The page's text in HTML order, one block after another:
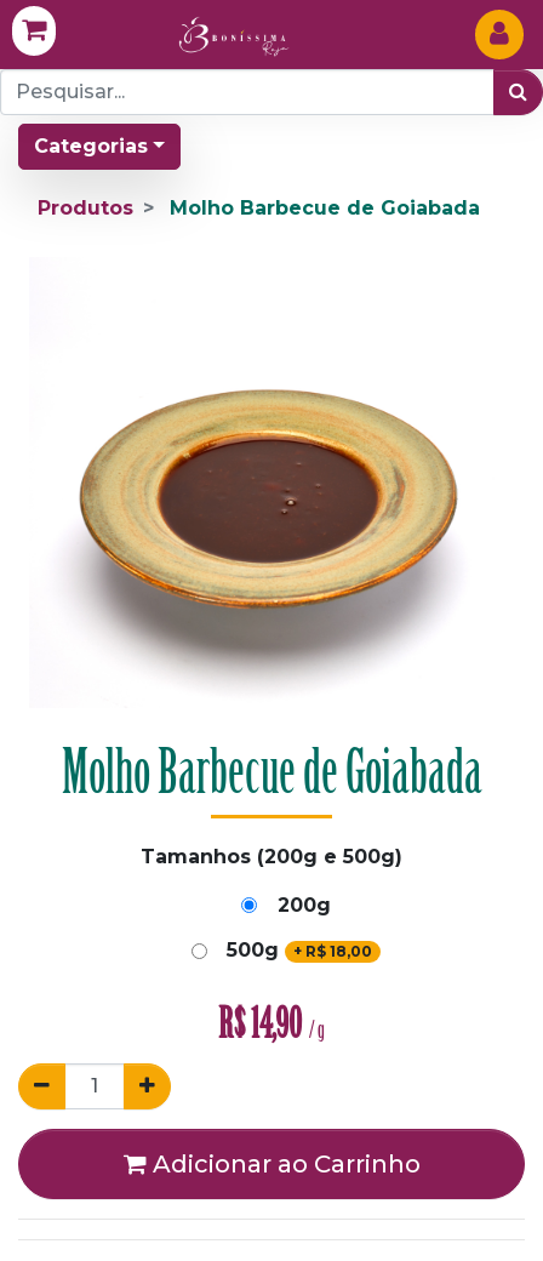
Categorias
Produtos Molho Barbecue de Goiabada
Molho Barbecue de Goiabada
Tamanhos (200g e 500g)
200g
500g
+ R$18,00
R$14,90 / g
Adicionar ao Carrinho